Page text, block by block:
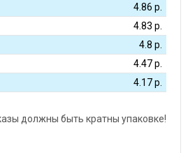
4.86 р.
4.83 р.
4.8 р.
4.47р.
4.17р.
должны быть кратны упаковке!